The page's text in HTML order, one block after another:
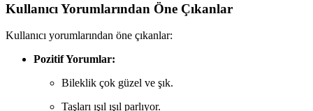
Kullanıcı Yorumlarından Öne Çıkanlar
Kullanıcı yorumlarından öne çıkanlar:
Pozitif Yorumlar:
Bileklik çok güzel ve şık.
Taşları ışıl ışıl parlıyor.